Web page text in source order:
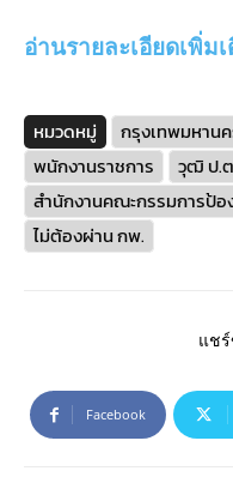
อ่านรายละเอียดเพิ่
หมวดหมู่ กรุงเทพมหาน
พนักงานราชการ
วุฒิ ป.
สำนักงานคณะกรรมการป้
ไม่ต้องผ่าน กพ.
แช
Facebook